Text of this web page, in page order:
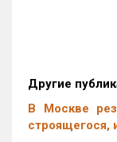
Другие
В Москве
строящегося,